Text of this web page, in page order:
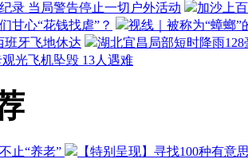
录 当局警告停止一切户外活动
加沙上
甘心“花钱找虐”？
视线｜被称为“蟑螂
班牙飞地休达
湖北宜昌局部短时降雨
光飞机坠毁 13人遇难
止“养老”
【特别呈现】寻找100种有意